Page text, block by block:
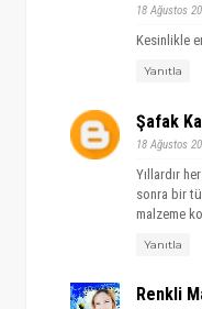
18 Ağustos
Kesinlikle
Yanıtla
Şafak
18 Ağustos
Yıllardır
sonra bir
malzeme
Yanıtla
Renkli